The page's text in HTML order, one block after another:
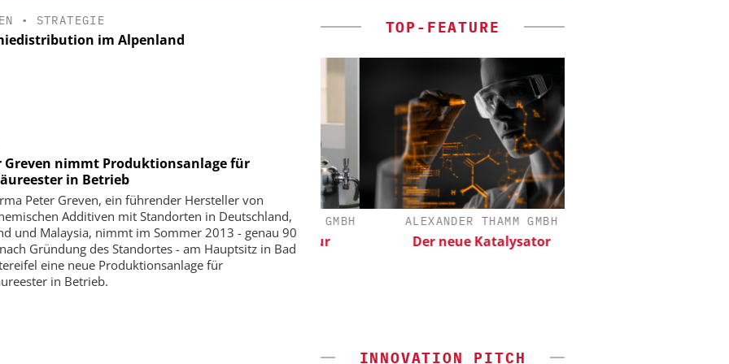
• STRATEGIE
im Alpenland
Greven nimmt Produktionsanlage für
in Betrieb
Peter Greven, ein führender Hersteller von
Additiven mit Standorten in Deutschland,
und Malaysia, nimmt im Sommer 2013 - genau 90
Gründung des Standortes - am Hauptsitz in Bad
eine neue Produktionsanlage für
in Betrieb.
TOP-FEATURE
E.V.
für die
und
DIPL.-ING. WILHELM SCHMIDT GMBH
Skalierbar vom Labor bis zur
Produktion
ALEXANDER THAMM GMBH
Der neue Katalysator
INNOVATION PITCH